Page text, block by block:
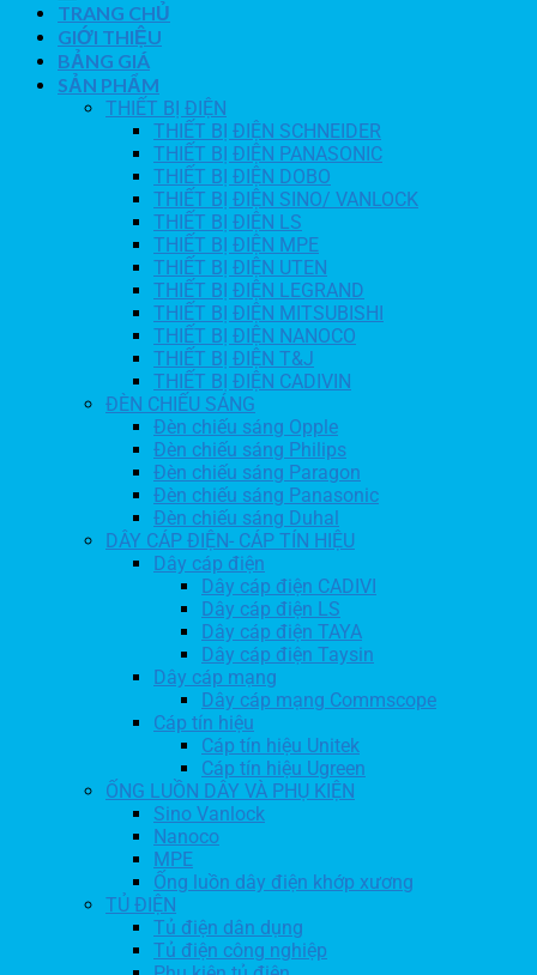
TRANG CHỦ
GIỚI THIỆU
BẢNG GIÁ
SẢN PHẨM
THIẾT BỊ ĐIỆN
THIẾT BỊ ĐIỆN SCHNEIDER
THIẾT BỊ ĐIỆN PANASONIC
THIẾT BỊ ĐIỆN DOBO
THIẾT BỊ ĐIỆN SINO/ VANLOCK
THIẾT BỊ ĐIỆN LS
THIẾT BỊ ĐIỆN MPE
THIẾT BỊ ĐIỆN UTEN
THIẾT BỊ ĐIỆN LEGRAND
THIẾT BỊ ĐIỆN MITSUBISHI
THIẾT BỊ ĐIỆN NANOCO
THIẾT BỊ ĐIỆN T&J
THIẾT BỊ ĐIỆN CADIVIN
ĐÈN CHIẾU SÁNG
Đèn chiếu sáng Opple
Đèn chiếu sáng Philips
Đèn chiếu sáng Paragon
Đèn chiếu sáng Panasonic
Đèn chiếu sáng Duhal
DÂY CÁP ĐIỆN- CÁP TÍN HIỆU
Dây cáp điện
Dây cáp điện CADIVI
Dây cáp điện LS
Dây cáp điện TAYA
Dây cáp điện Taysin
Dây cáp mạng
Dây cáp mạng Commscope
Cáp tín hiệu
Cáp tín hiệu Unitek
Cáp tín hiệu Ugreen
ỐNG LUỒN DÂY VÀ PHỤ KIỆN
Sino Vanlock
Nanoco
MPE
Ống luồn dây điện khớp xương
TỦ ĐIỆN
Tủ điện dân dụng
Tủ điện công nghiệp